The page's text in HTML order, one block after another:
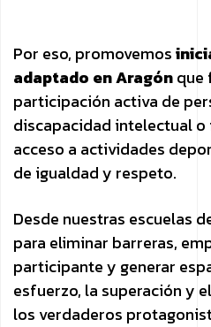
Por eso, promovemos
adaptado en Aragónque
participación activa de
discapacidad intelectual
acceso a actividades
de igualdad y respeto.
Desde nuestras escuelas
para eliminar barreras,
participante y generar
esfuerzo, la superación y
los verdaderos